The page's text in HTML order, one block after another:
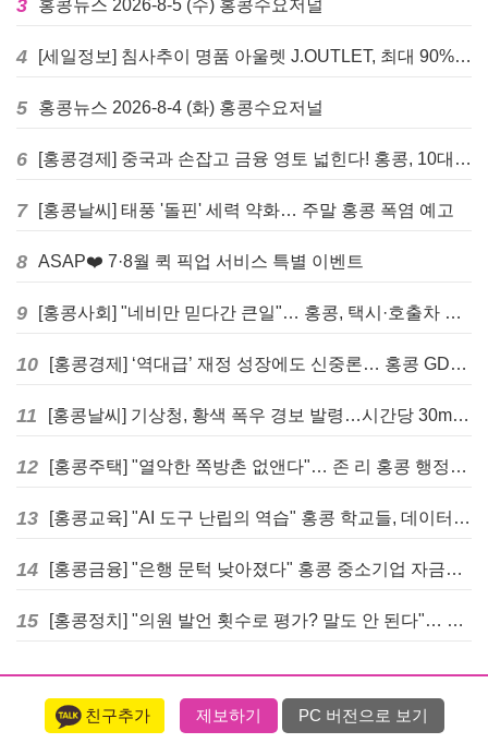
3 홍콩뉴스 2026-8-5 (수) 홍콩수요저널
4 [세일정보] 침사추이 명품 아울렛 J.OUTLET, 최대 90% 빅 세일 진행
5 홍콩뉴스 2026-8-4 (화) 홍콩수요저널
6 [홍콩경제] 중국과 손잡고 금융 영토 넓힌다! 홍콩, 10대 신규 정책 발표
7 [홍콩날씨] 태풍 '돌핀' 세력 약화… 주말 홍콩 폭염 예고
8 ASAP❤️ 7·8월 퀵 픽업 서비스 특별 이벤트
9 [홍콩사회] "네비만 믿다간 큰일"… 홍콩, 택시·호출차 통합 시험 도입하며 규제 본격화
10 [홍콩경제] ‘역대급’ 재정 성장에도 신중론… 홍콩 GDP 전망 상향 속 “지정학적 리스크 경계”
11 [홍콩날씨] 기상청, 황색 폭우 경보 발령…시간당 30mm 이상 강우 예보
12 [홍콩주택] "열악한 쪽방촌 없앤다"… 존 리 홍콩 행정장관, 4년 내 단계적 폐지 선언
13 [홍콩교육] "AI 도구 난립의 역습" 홍콩 학교들, 데이터 고립에 교육 효과 평가 비상
14 [홍콩금융] "은행 문턱 낮아졌다" 홍콩 중소기업 자금줄 숨통 트이나… HKMA "2분기 신용 조건 안정적"
15 [홍콩정치] "의원 발언 횟수로 평가? 말도 안 된다"… 홍콩 입법회 의장의 일침
친구추가 제보하기 PC 버전으로 보기